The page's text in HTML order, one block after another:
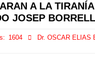
A LA
JOSEP BORRELL
1604
Dr. OSCAR ELIAS